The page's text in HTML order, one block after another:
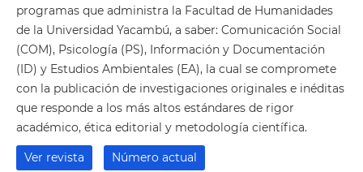
programas que administra la Facultad de Humanidades
de la Universidad Yacambú, a saber: Comunicación Social
(COM), Psicología (PS), Información y Documentación
(ID) y Estudios Ambientales (EA), la cual se compromete
con la publicación de investigaciones originales e inéditas
que responde a los más altos estándares de rigor
académico, ética editorial y metodología científica.
Ver revista Número actual